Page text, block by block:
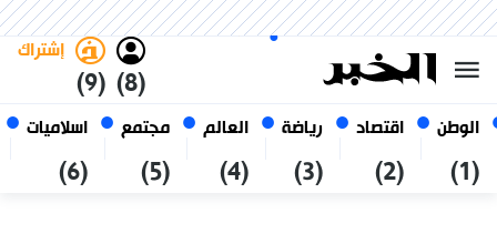
الوطن
(1)
اقتصاد
(2)
رياضة
(3)
العالم
(4)
مجتمع
(5)
اسلاميات
(6)
(8)
إشتراك
(9)
أغسطس 2026
الجزائر